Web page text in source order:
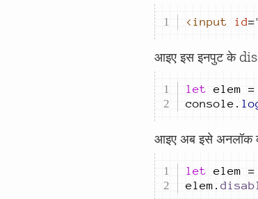
<input id=
आइए इस इनपुट के
let elem =
console .
आइए अब इसे अनलॉक
let elem =
elem .